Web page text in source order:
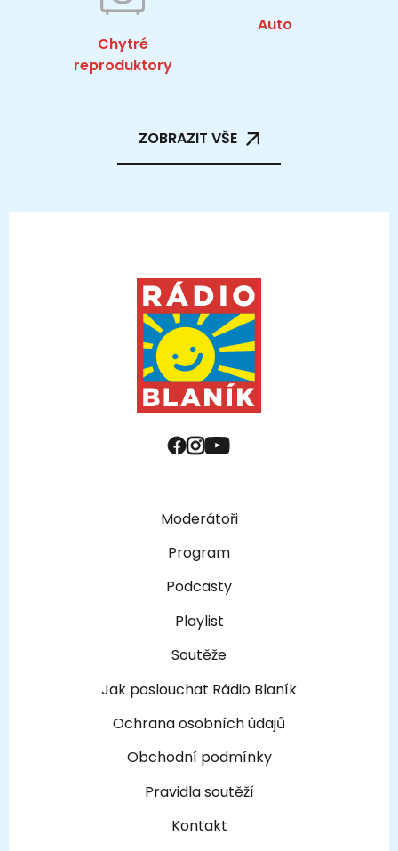
Chytré
reproduktory
Auto
ZOBRAZIT VŠE
Moderátoři
Program
Podcasty
Playlist
Soutěže
Jak poslouchat Rádio Blaník
Ochrana osobních údajů
Obchodní podmínky
Pravidla soutěží
Kontakt